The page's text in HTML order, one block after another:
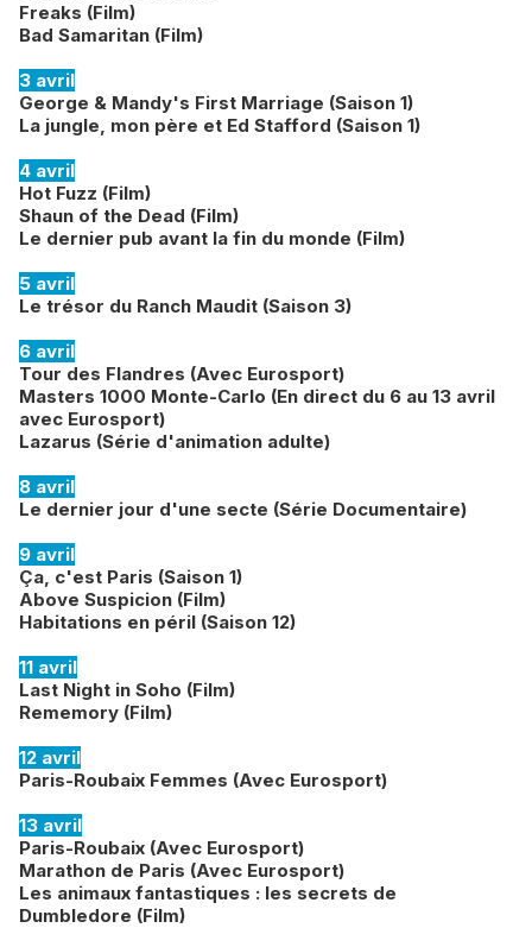
Freaks (Film)
Bad Samaritan (Film)
3 avril
George & Mandy's First Marriage (Saison 1)
La jungle, mon père et Ed Stafford (Saison 1)
4 avril
Hot Fuzz (Film)
Shaun of the Dead (Film)
Le dernier pub avant la fin du monde (Film)
5 avril
Le trésor du Ranch Maudit (Saison 3)
6 avril
Tour des Flandres (Avec Eurosport)
Masters 1000 Monte-Carlo (En direct du 6 au 13 avril
avec Eurosport)
Lazarus (Série d'animation adulte)
8 avril
Le dernier jour d'une secte (Série Documentaire)
9 avril
Ça, c'est Paris (Saison 1)
Above Suspicion (Film)
Habitations en péril (Saison 12)
11 avril
Last Night in Soho (Film)
Rememory (Film)
12 avril
Paris-Roubaix Femmes (Avec Eurosport)
13 avril
Paris-Roubaix (Avec Eurosport)
Marathon de Paris (Avec Eurosport)
Les animaux fantastiques : les secrets de
Dumbledore (Film)